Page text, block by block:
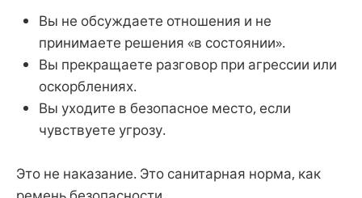
Вы не обсуждаете отношения и не
принимаете решения «в состоянии».
Вы прекращаете разговор при агрессии или
оскорблениях.
Вы уходите в безопасное место, если
чувствуете угрозу.
Это не наказание. Это санитарная норма, как